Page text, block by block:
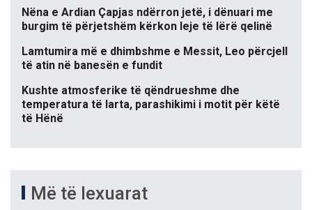
Nëna e Ardian Çapjas ndërron jetë, i dënuari me
burgim të përjetshëm kërkon leje të lërë qelinë
Lamtumira më e dhimbshme e Messit, Leo përcjell
të atin në banesën e fundit
Kushte atmosferike të qëndrueshme dhe
temperatura të larta, parashikimi i motit për këtë
të Hënë
Më të lexuarat